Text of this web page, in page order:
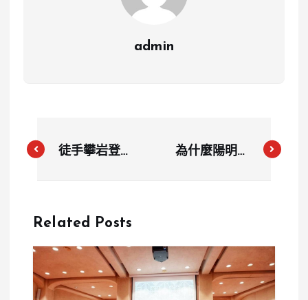
admin
徒手攀岩登台
飲食選擇引熱
為什麼陽明海
過海防港海
關？
Related Posts